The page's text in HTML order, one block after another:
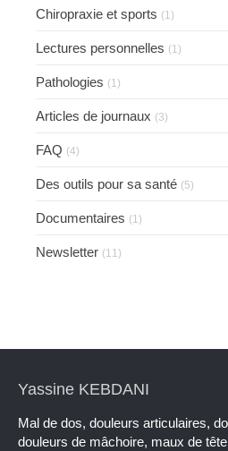
Chiropraxie et sports (1)
Lectures personnelles (1)
Pathologies (1)
Articles de journaux (3)
FAQ (4)
Des outils pour sa santé (5)
Documentaires (1)
Newsletter (11)
Yassine KEBDANI
Mal de dos, douleurs articulaires,
douleurs de mâchoire, maux de